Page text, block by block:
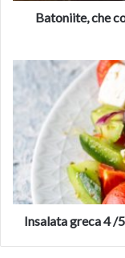
Batoniite, che
Insalata
greca
Ricetta
proposta
da
Vasiliki
Pierrakea
Insalata greca 4 /